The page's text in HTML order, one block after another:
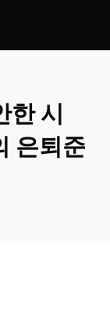
한 시
은퇴준